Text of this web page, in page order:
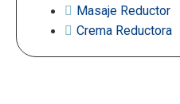
Masaje Reductor
Crema Reductora